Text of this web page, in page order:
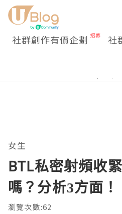
社群創作有價企劃 社
女生
BTL私密射頻收
嗎？分析3方面！
瀏覽次數:62